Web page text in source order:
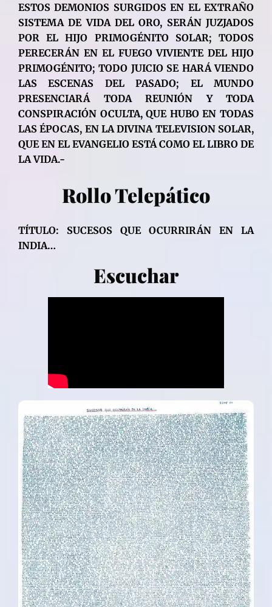
ESTOS DEMONIOS SURGIDOS EN EL EXTRAÑO
SISTEMA DE VIDA DEL ORO, SERÁN JUZJADOS
POR EL HIJO PRIMOGÉNITO SOLAR; TODOS
PERECERÁN EN EL FUEGO VIVIENTE DEL HIJO
PRIMOGÉNITO; TODO JUICIO SE HARÁ VIENDO
LAS ESCENAS DEL PASADO; EL MUNDO
PRESENCIARÁ TODA REUNIÓN Y TODA
CONSPIRACIÓN OCULTA, QUE HUBO EN TODAS
LAS ÉPOCAS, EN LA DIVINA TELEVISION SOLAR,
QUE EN EL EVANGELIO ESTÁ COMO EL LIBRO DE
LA VIDA.-
Rollo Telepático
TÍTULO: SUCESOS QUE OCURRIRÁN EN LA
INDIA…
Escuchar